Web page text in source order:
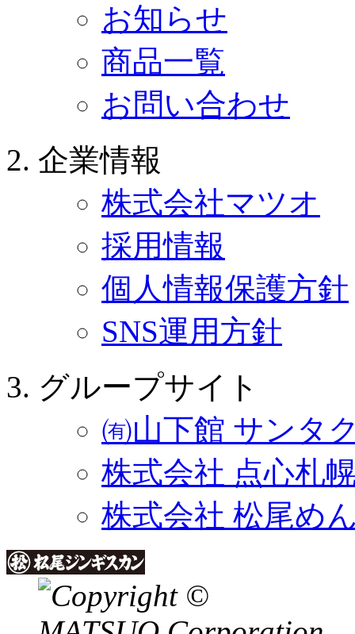
お知らせ
商品一覧
お問い合わせ
企業情報
株式会社マツオ
採用情報
個人情報保護方針
SNS運用方針
グループサイト
㈲山下館 サンタ
株式会社 点心札
株式会社 松尾め